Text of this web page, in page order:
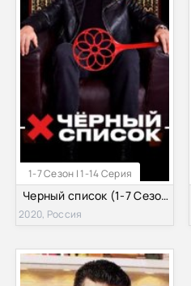
1-7 Сезон | 1-14 Серия
Черный список (1-7 Сезон)
2020, Россия